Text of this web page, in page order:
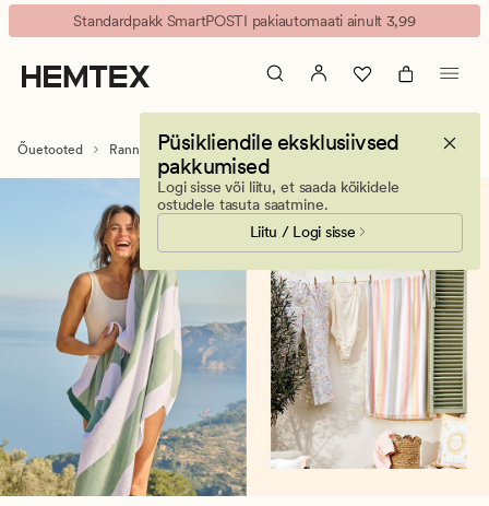
Rannalinad
ja
rannarätikud
rannalinad
Animated
banner.
Press
ESCAPE
pause.
Standardpakk SmartPOSTI pakiautomaati ainult 3,99
Püsikliendile eksklusiivsed
pakkumised
Logi sisse või liitu, et saada kõikidele
ostudele tasuta saatmine.
Liitu / Logi sisse
Õuetooted Rannarätikud